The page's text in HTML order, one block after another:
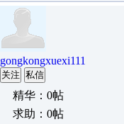
gongkongxuexi111
关注 私信
精华：0帖
求助：0帖